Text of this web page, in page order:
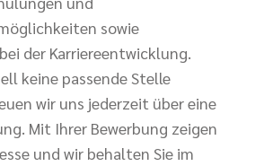
sowie
der Karriereentwicklung.
keine passende Stelle
wir uns jederzeit über eine
Mit Ihrer Bewerbung zeigen
und wir behalten Sie im